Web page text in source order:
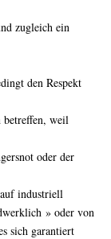
zugleich ein
den Respekt
betreffen, weil
oder der
industriell
» oder von
sich garantiert